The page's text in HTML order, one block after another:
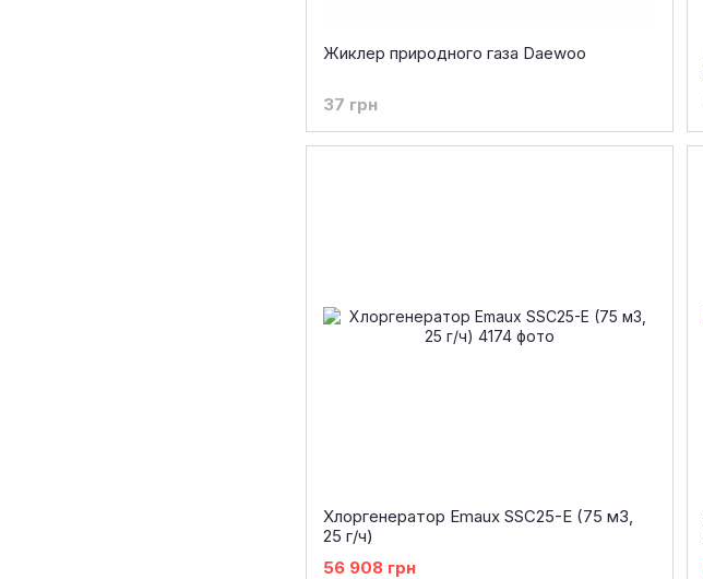
Жиклер природного газа Daewoo
37 грн
Хлоргенератор Emaux SSC25-E (75 м3,
25 г/ч)
56 908 грн